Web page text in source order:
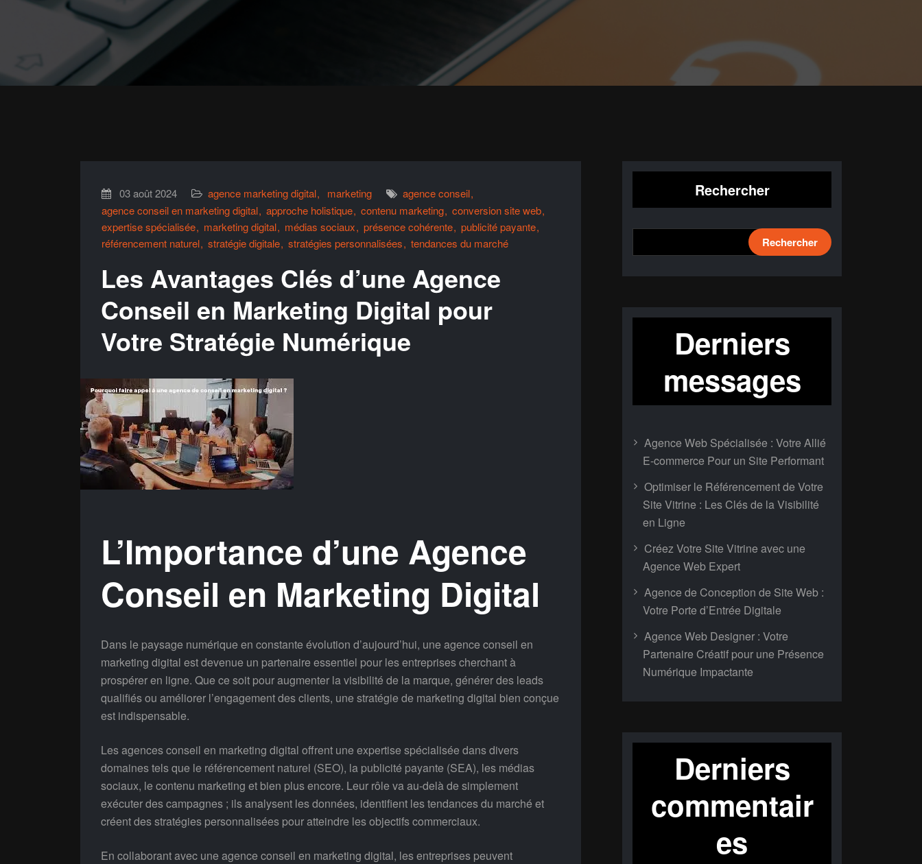
03 août 2024 agence marketing digital marketing
agence conseil
agence conseil en marketing digital approche holistique contenu marketing conversion site web
expertise spécialisée
marketing digital médias sociaux présence cohérente publicité payante
référencement naturel stratégie digitale stratégies personnalisées tendances du marché
Les Avantages Clés d’une Agence
Conseil en Marketing Digital pour
Votre Stratégie Numérique
L’Importance d’une Agence
Conseil en Marketing Digital
Dans le paysage numérique en constante évolution d’aujourd’hui, une agence conseil en
marketing digital est devenue un partenaire essentiel pour les entreprises cherchant à
prospérer en ligne. Que ce soit pour augmenter la visibilité de la marque, générer des leads
qualifiés ou améliorer l’engagement des clients, une stratégie de marketing digital bien conçue
est indispensable.
Les agences conseil en marketing digital offrent une expertise spécialisée dans divers
domaines tels que le référencement naturel (SEO), la publicité payante (SEA), les médias
sociaux, le contenu marketing et bien plus encore. Leur rôle va au-delà de simplement
exécuter des campagnes ; ils analysent les données, identifient les tendances du marché et
créent des stratégies personnalisées pour atteindre les objectifs commerciaux.
En collaborant avec une agence conseil en marketing digital, les entreprises peuvent
Rechercher
Rechercher
Derniers
messages
Agence Web Spécialisée : Votre Allié
E-commerce Pour un Site Performant
Optimiser le Référencement de Votre
Site Vitrine : Les Clés de la Visibilité
en Ligne
Créez Votre Site Vitrine avec une
Agence Web Expert
Agence de Conception de Site Web :
Votre Porte d’Entrée Digitale
Agence Web Designer : Votre
Partenaire Créatif pour une Présence
Numérique Impactante
Derniers
commentair
es